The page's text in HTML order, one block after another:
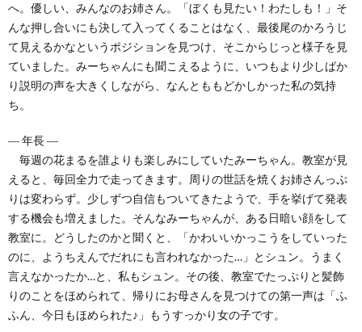
へ。優しい、みんなのお姉さん。「ぼくも見たい！わたしも！」そ
んな押し合いにも決して入ってくることはなく、最後尾のかろうじ
て見えるかなというポジションを見つけ、そこからじっと様子を見
ていました。みーちゃんにも聞こえるように、いつもより少しばか
り説明の声を大きくしながら、なんとももどかしかった私の気持
ち。
― 年長 ―
毎週の花まるを誰よりも楽しみにしていたみーちゃん。教室が見
えると、毎回全力で走ってきます。周りの世話を焼くお姉さんっぷ
りは変わらず。少しずつ自信もついてきたようで、手を挙げて発表
する機会も増えました。そんなみーちゃんが、ある日暗い顔をして
教室に。どうしたのかと聞くと、「かわいいかっこうをしていった
のに、ようちえんでだれにも言われなかった…」とシュン。うまく
言えなかったか…と、私もシュン。その後、教室でたっぷりと髪飾
りのことをほめられて、帰りにお母さんを見つけての第一声は「ふ
ふん、今日もほめられた♪」もうすっかり女の子です。